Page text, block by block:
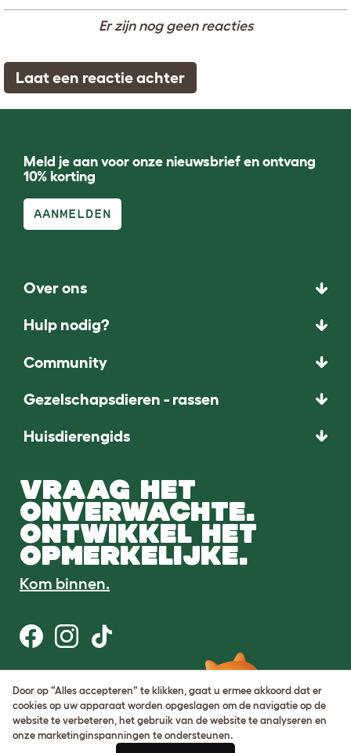
Er zijn nog geen reacties
Laat een reactie achter
Meld je aan voor onze nieuwsbrief en ontvang
10% korting
AANMELDEN
Over ons
Hulp nodig?
Community
Gezelschapsdieren - rassen
Huisdierengids
VRAAG HET
ONVERWACHTE.
ONTWIKKEL HET
OPMERKELIJKE.
Kom binnen.
Gebruiksvoorwaarden
Cookie & privacybeleid
Cookie Settings
Sitemap
Door op “Alles accepteren” te klikken, gaat u ermee akkoord dat er
cookies op uw apparaat worden opgeslagen om de navigatie op de
website te verbeteren, het gebruik van de website te analyseren en
onze marketinginspanningen te ondersteunen.